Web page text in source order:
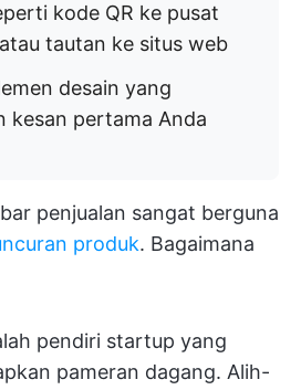
kode QR ke pusat
tautan ke situs web
desain yang
kesan pertama Anda
penjualan sangat berguna
produk. Bagaimana
pendiri startup yang
pameran dagang. Alih-